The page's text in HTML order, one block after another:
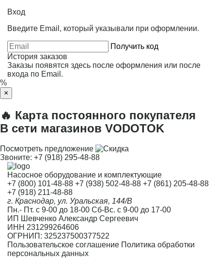
Вход
Введите Email, который указывали при оформлении.
Получить код
История заказов
Заказы появятся здесь после оформления или после
входа по Email.
%
×
🔥 Карта постоянного покупателя
В сети магазинов VODOTOK
Посмотреть предложение
Звоните: +7 (918) 295-48-88
Насосное оборудование и комплектующие
+7 (800) 101-48-88 +7 (938) 502-48-88 +7 (861) 205-48-88
+7 (918) 211-48-88
г. Краснодар, ул. Уральская, 144/В
Пн.- Пт. с 9-00 до 18-00 Сб-Вс. с 9-00 до 17-00
ИП Шевченко Александр Сергеевич
ИНН 231299264606
ОГРНИП: 325237500377522
Пользовательское соглашение Политика обработки
персональных данных